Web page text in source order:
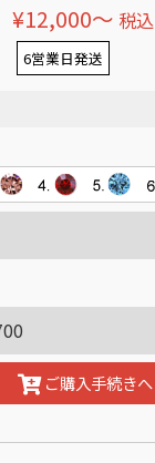
¥12,000〜 税込
6営業日発送
ご購入手続きへ